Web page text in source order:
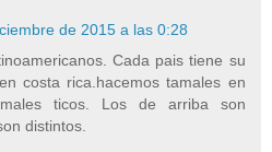
de 2015 a las 0:28
Cada pais tiene su
costa rica.hacemos tamales en
ticos. Los de arriba son
distintos.